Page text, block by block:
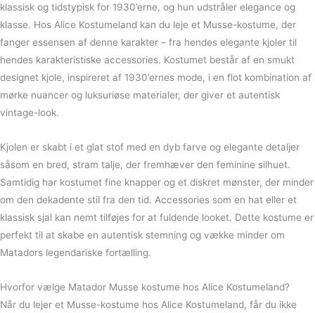
klassisk og tidstypisk for 1930’erne, og hun udstråler elegance og
klasse. Hos Alice Kostumeland kan du leje et Musse-kostume, der
fanger essensen af denne karakter – fra hendes elegante kjoler til
hendes karakteristiske accessories. Kostumet består af en smukt
designet kjole, inspireret af 1930’ernes mode, i en flot kombination af
mørke nuancer og luksuriøse materialer, der giver et autentisk
vintage-look.
Kjolen er skabt i et glat stof med en dyb farve og elegante detaljer
såsom en bred, stram talje, der fremhæver den feminine silhuet.
Samtidig har kostumet fine knapper og et diskret mønster, der minder
om den dekadente stil fra den tid. Accessories som en hat eller et
klassisk sjal kan nemt tilføjes for at fuldende looket. Dette kostume er
perfekt til at skabe en autentisk stemning og vække minder om
Matadors legendariske fortælling.
Hvorfor vælge Matador Musse kostume hos Alice Kostumeland?
Når du lejer et Musse-kostume hos Alice Kostumeland, får du ikke